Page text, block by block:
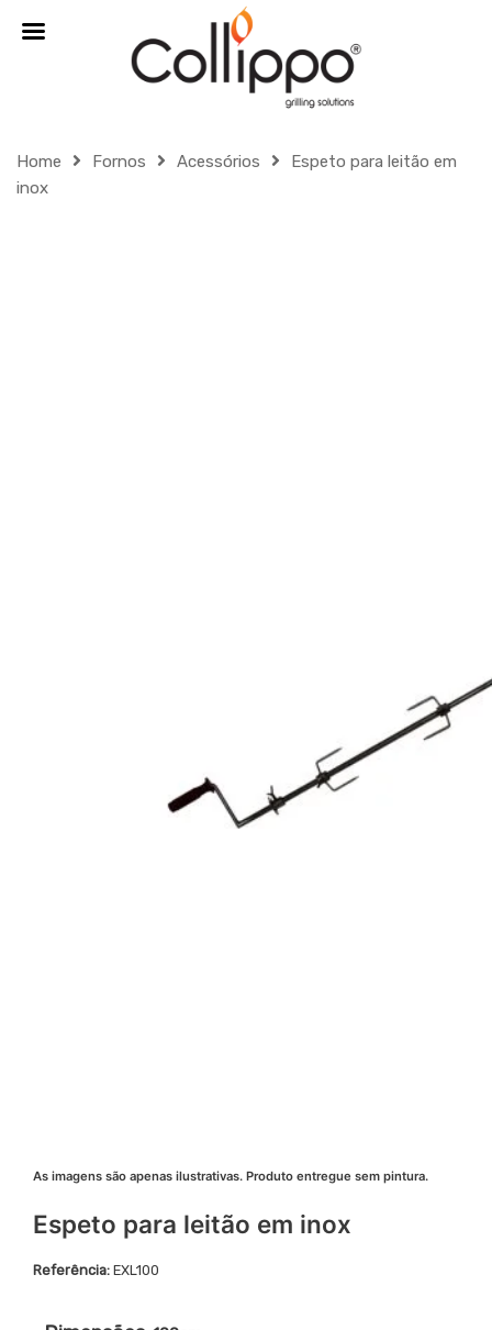
Skip
Home Fornos Acessórios
Espeto para leitão em
inox
As imagens são apenas ilustrativas. Produto entregue sem pintura.
Espeto para leitão em inox
EXL100